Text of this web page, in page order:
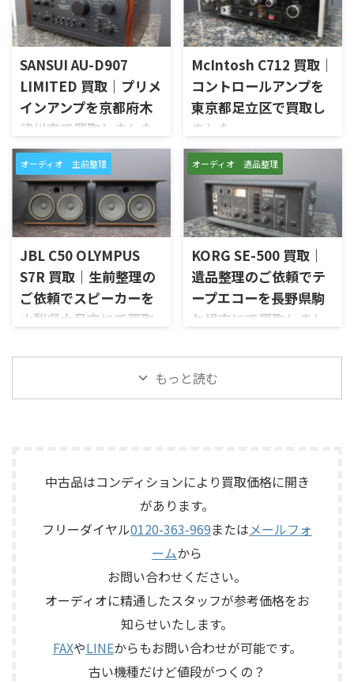
ジスピーカー「NC10-MOP-
WN」を出張買取させていただ
きました。今回のお品物は、
Markaudioのフルレンジユニッ
トを使用したNC10系のスピー
カーシステムで、左右ペアの音
出し状態、ユニットの状態、
無垢材エンクロージャー、スピ
ーカー端子、外観コンディショ
ン、元箱や取扱資料など付属品
の有無を確認しながら査定い
たしました。 NC10-MOP-WN
は、公式情報ではNC10_MOP
系やNC10_MAOP系としても表
記が見られるモデルです。検 ...
アンプ「MC252」を出張買取さ
せていただきました。今回の
お品物は、ご家族様より「大
切に使われていたオーディオ機
器なので、価値を分かるところ
に見てほしい」とご相談いた
だいたものです。 McIntosh
MC252は、250W×2chの出力
を備えた2チャンネルパワーア
ンプで、同社らしいブルーのパ
ワーメーター、ガラスフロント
パネル、Autoformer、Power
Guard、Sentry Monitorなどを
備えたモデルです。査定では、
左右チャン ...
SANSUI AU-D907
LIMITED 買取｜プリメ
インアンプを京都府木
津川市で買取しました
京都府木津川市で、SANSUIの
プリメインアンプ「AU-D907
LIMITED」を出張買取させてい
ただきました。今回のお品物
は、AU-D907をベースに各部の
高品位化が図られたLimitedモ
デルで、左右チャンネルの音出
し状態、入力切替、ボリュー
ム、トーンコントロール、フォ
ノ入力、スピーカー出力、Pre
Out、Main Amp入力、外観コ
品：SANSUI AU-D907 LIMITED
メーカー：SANSUI / 山水 / ...
McIntosh C712 買取｜
コントロールアンプを
東京都足立区で買取し
ました
東京都足立区で、McIntoshの
コントロールアンプ「C712」
を出張買取させていただきま
した。今回のお品物は、
McIntoshらしいガラスパネル
デザインとリモート操作機能
を備えた2chソリッドステート
式のコントロールアンプで、左
右チャンネルの音出し、入力
切替、ボリューム、トーンコン
トロール、MMフォノ入力、バ
がら査定いたしました。 買取
商品：McIntosh C712 メーカ
オーディオ 生前整理
JBL C50 OLYMPUS
S7R 買取｜生前整理の
ご依頼でスピーカーを
山梨県大月市にて買取
いJBLの大型スピーカー「C50
OLYMPUS S7R」を出張買取さ
いとのご相談をいただいたも
S7Rは、Olympus専用エンクロ
ージャーにLE15Aウーファー、
ン、LX5ネットワークなどを組
み合わせたヴィンテージJBLの
スピーカーシステムです。査定
では、左右ペアの音 ...
オーディオ 遺品整理
KORG SE-500 買取｜
遺品整理のご依頼でテ
ープエコーを長野県駒
ケ根市にて買取しまし
伴いKORGのテープエコー
「SE-500 Stage Echo」を出張
ご家族様より「価値があるも
前に見てほしい」とご相談い
ただいたものです。 KORG SE-
500は、テープを使用したアナ
ログエコーならではの揺らぎ
や質感を楽しめる機材です。査
定では、通電状態、音出し、
テープ走行、録音・再生ヘッ
ド、エコー音の出方、各入力端
子、出力端子、外部コントロ ...
もっと読む
中古品はコンディションにより買取価格に開き
があります。
フリーダイヤル0120-363-969またはメールフォ
ームから
お問い合わせください。
オーディオに精通したスタッフが参考価格をお
知らせいたします。
FAXやLINEからもお問い合わせが可能です。
古い機種だけど値段がつくの？